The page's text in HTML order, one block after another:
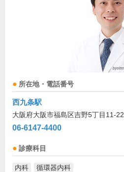
所在地・電話番号
西九条駅
大阪府大阪市福島区吉野5丁目11-22
06-6147-4400
診療科目
内科 循環器内科